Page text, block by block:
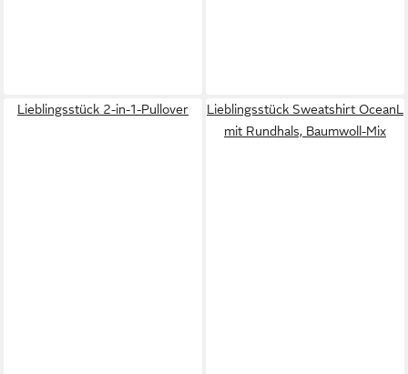
Lieblingsstück 2-in-1-Pullover
Lieblingsstück Sweatshirt OceanL
mit Rundhals, Baumwoll-Mix